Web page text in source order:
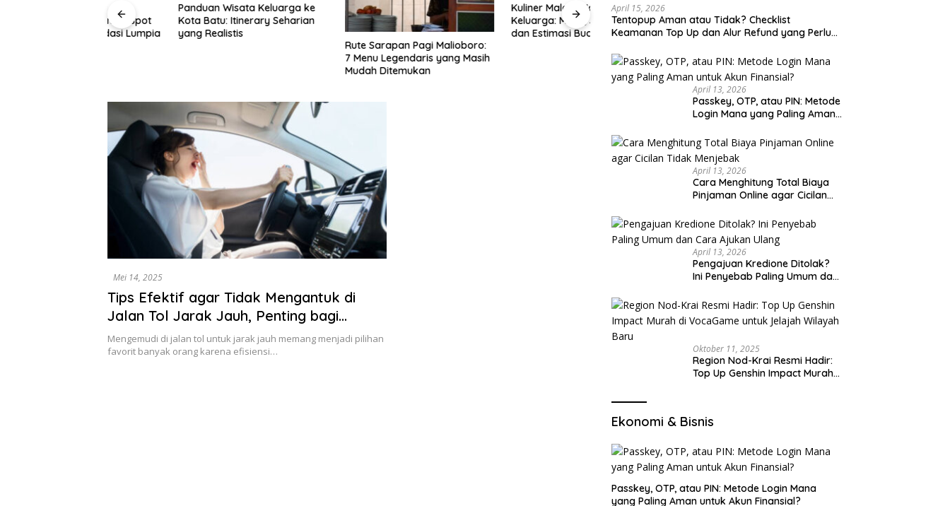
Panduan Wisata Keluarga ke
Kota Batu: Itinerary Seharian
yang Realistis
Rute Sarapan Pagi Malioboro:
7 Menu Legendaris yang Masih
Mudah Ditemukan
Kuliner Malam Malioboro untuk
Keluarga: Menu, Jam Ramai,
dan Estimasi Budget
Jalan Kaki Wisata Kota Lama
Semarang Malam Hari: Rute
Aman untuk Keluarga
Tempat Dekat Stasiun Balapan
yang Ramah Kantong
Mei 14, 2025
Tips Efektif agar Tidak Mengantuk di
Jalan Tol Jarak Jauh, Penting bagi
Semua Pengemudi
Mengemudi di jalan tol untuk jarak jauh memang menjadi pilihan
favorit banyak orang karena efisiensi…
April 15, 2026
Tentopup Aman atau Tidak? Checklist
Keamanan Top Up dan Alur Refund yang Perlu
April 13, 2026
Passkey, OTP, atau PIN: Metode
Login Mana yang Paling Aman
April 13, 2026
Cara Menghitung Total Biaya
Pinjaman Online agar Cicilan
April 13, 2026
Pengajuan Kredione Ditolak?
Ini Penyebab Paling Umum dan
Oktober 11, 2025
Region Nod-Krai Resmi Hadir:
Top Up Genshin Impact Murah
Ekonomi & Bisnis
Passkey, OTP, atau PIN: Metode Login Mana
yang Paling Aman untuk Akun Finansial?